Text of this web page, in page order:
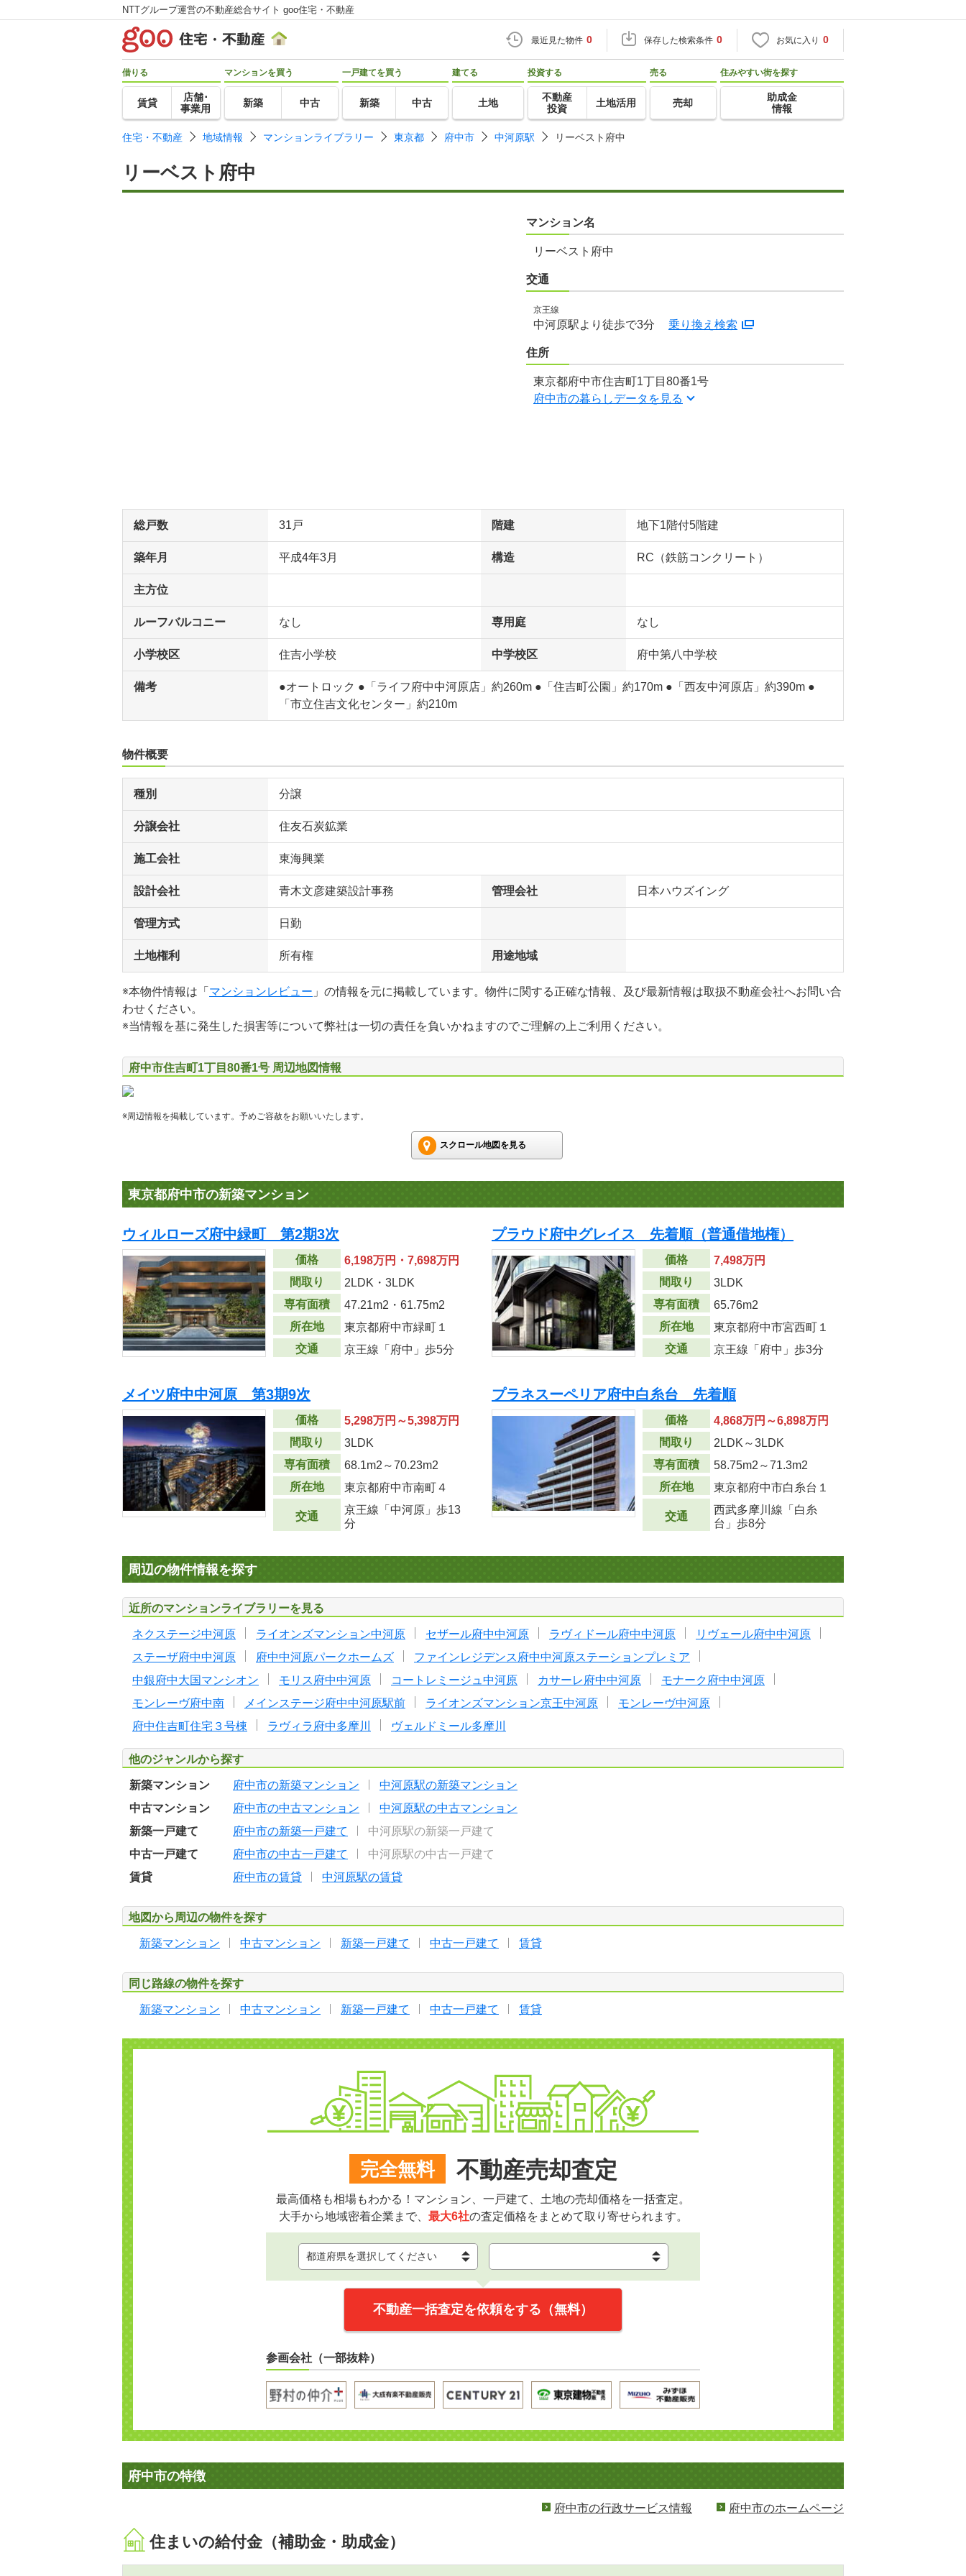
NTTグループ運営の不動産総合サイト goo住宅・不動産
最近見た物件 0 保存した検索条件 0 お気に入り 0
借りる
賃貸
店舗･
事業用
マンションを買う
新築 中古
一戸建てを買う
新築 中古
建てる
土地
投資する
不動産
投資
土地活用
売る
売却
住みやすい街を探す
助成金
情報
住宅・不動産 地域情報 マンションライブラリー 東京都 府中市 中河原駅 リーベスト府中
リーベスト府中
マンション名
リーベスト府中
交通
京王線
中河原駅より徒歩で3分 乗り換え検索
住所
東京都府中市住吉町1丁目80番1号
府中市の暮らしデータを見る
総戸数 31戸 階建 地下1階付5階建
築年月 平成4年3月 構造 RC（鉄筋コンクリート）
主方位
ルーフバルコニー なし 専用庭 なし
小学校区 住吉小学校 中学校区 府中第八中学校
備考
●オートロック ●「ライフ府中中河原店」約260m ●「住吉町公園」約170m ●「西友中河原店」約390m ●
「市立住吉文化センター」約210m
物件概要
種別 分譲
分譲会社 住友石炭鉱業
施工会社 東海興業
設計会社 青木文彦建築設計事務 管理会社 日本ハウズイング
管理方式 日勤
土地権利 所有権 用途地域
※本物件情報は「 マンションレビュー 」の情報を元に掲載しています。物件に関する正確な情報、及び最新情報は取扱不動産会社へお問い合
わせください。
※当情報を基に発生した損害等について弊社は一切の責任を負いかねますのでご理解の上ご利用ください。
府中市住吉町1丁目80番1号 周辺地図情報
※周辺情報を掲載しています。予めご容赦をお願いいたします。
スクロール地図を見る
東京都府中市の新築マンション
ウィルローズ府中緑町 第2期3次
価格
6,198万円・7,698万円
間取り
2LDK・3LDK
専有面積
47.21m2 ・61.75m2
所在地
東京都府中市緑町１
交通
京王線「府中」歩5分
プラウド府中グレイス 先着順（普通借地権）
価格
7,498万円
間取り
3LDK
専有面積
65.76m2
所在地
東京都府中市宮西町１
交通
京王線「府中」歩3分
メイツ府中中河原 第3期9次
価格
5,298万円～5,398万円
間取り
3LDK
専有面積
68.1m2 ～70.23m2
所在地
東京都府中市南町４
交通
京王線「中河原」歩13
分
プラネスーペリア府中白糸台 先着順
価格
4,868万円～6,898万円
間取り
2LDK～3LDK
専有面積
58.75m2 ～71.3m2
所在地
東京都府中市白糸台１
交通
西武多摩川線「白糸
台」歩8分
周辺の物件情報を探す
近所のマンションライブラリーを見る
ネクステージ中河原 ライオンズマンション中河原 セザール府中中河原 ラヴィドール府中中河原
リヴェール府中中河原
ステーザ府中中河原
府中中河原パークホームズ
ファインレジデンス府中中河原ステーションプレミア
中銀府中大国マンシオン
モリス府中中河原 コートレミージュ中河原 カサーレ府中中河原
モナーク府中中河原
モンレーヴ府中南
メインステージ府中中河原駅前 ライオンズマンション京王中河原
モンレーヴ中河原
府中住吉町住宅３号棟
ラヴィラ府中多摩川 ヴェルドミール多摩川
他のジャンルから探す
新築マンション 府中市の新築マンション
中河原駅の新築マンション
中古マンション
府中市の中古マンション
中河原駅の中古マンション
新築一戸建て
府中市の新築一戸建て
中河原駅の新築一戸建て
中古一戸建て
府中市の中古一戸建て
中河原駅の中古一戸建て
賃貸
府中市の賃貸 中河原駅の賃貸
地図から周辺の物件を探す
新築マンション 中古マンション 新築一戸建て 中古一戸建て 賃貸
同じ路線の物件を探す
新築マンション 中古マンション 新築一戸建て 中古一戸建て 賃貸
完全無料 不動産売却査定
最高価格も相場もわかる！マンション、一戸建て、土地の売却価格を一括査定。
大手から地域密着企業まで、 最大6社の査定価格をまとめて取り寄せられます。
不動産一括査定を依頼をする（無料）
参画会社（一部抜粋）
府中市の特徴
府中市の行政サービス情報 府中市のホームページ
住まいの給付金（補助金・助成金）